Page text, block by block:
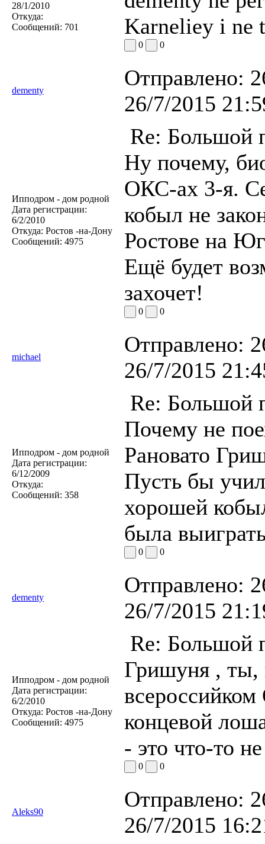
28/1/2010
Откуда:
Сообщений: 701
Karneliey i ne
0 0
dementy
Отправлено:
26/7/2015
Ипподром - дом родной
Дата регистрации:
6/2/2010
Откуда: Ростов -на-Дону
Сообщений: 4975
Re: Большой
Ну почему,
ОКС-ах 3-я.
кобыл не
Ростове на
Ещё будет
захочет!
0 0
michael
Отправлено:
26/7/2015
Ипподром - дом родной
Дата регистрации:
6/12/2009
Откуда:
Сообщений: 358
Re: Большой
Почему не
Рановато
Пусть бы
хорошей
была
0 0
dementy
Отправлено:
26/7/2015
Ипподром - дом родной
Дата регистрации:
6/2/2010
Откуда: Ростов -на-Дону
Сообщений: 4975
Re: Большой
Гришуня , ты,
концевой
- это что-то
0 0
Aleks90
Отправлено:
26/7/2015